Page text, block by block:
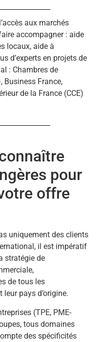
aux marchés
accompagner : aide
locaux, aide à
d’experts en projets de
: Chambres de
Business France,
de la France (CCE)
pour
offre
uniquement des clients
il est impératif
stratégie de
de tous les
pays d’origine.
(TPE, PME-
tous domaines
des spécificités